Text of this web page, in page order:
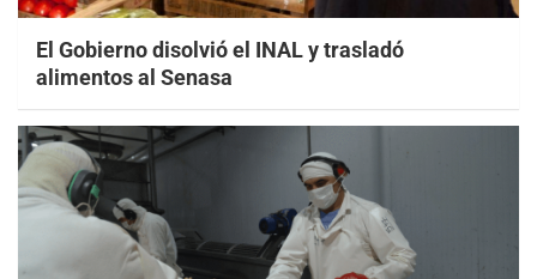
El Gobierno disolvió el INAL y trasladó
alimentos al Senasa